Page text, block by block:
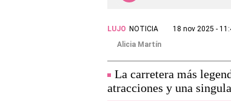
LUJO NOTICIA
18 nov 2025 -
Alicia Martín
La carretera más
atracciones y una